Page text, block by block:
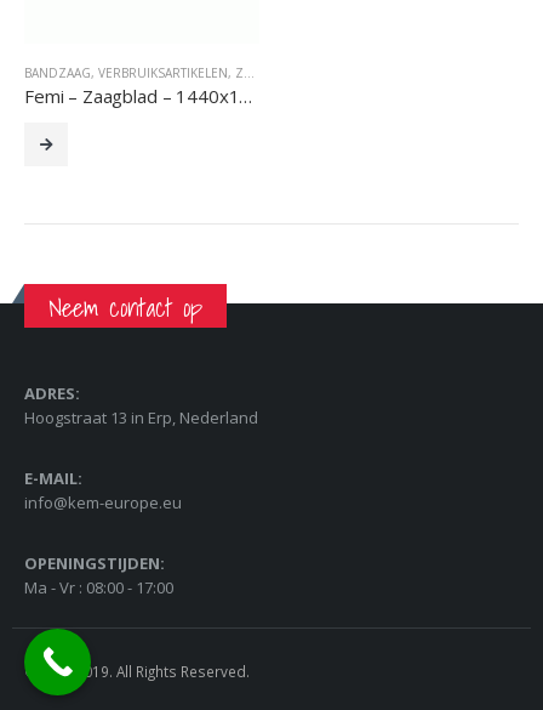
BANDZAAG, VERBRUIKSARTIKELEN, ZAGEN
Femi – Zaagblad – 1440x13x0.65 – NG Systeem
Neem contact op
ADRES:
Hoogstraat 13 in Erp, Nederland
E-MAIL:
info@kem-europe.eu
OPENINGSTIJDEN:
Ma - Vr : 08:00 - 17:00
© FEMI 2019. All Rights Reserved.